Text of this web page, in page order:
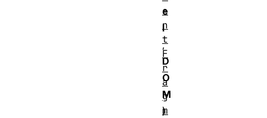
e
l
,
D
O
M
)
e
n
t
F
r
a
g
m